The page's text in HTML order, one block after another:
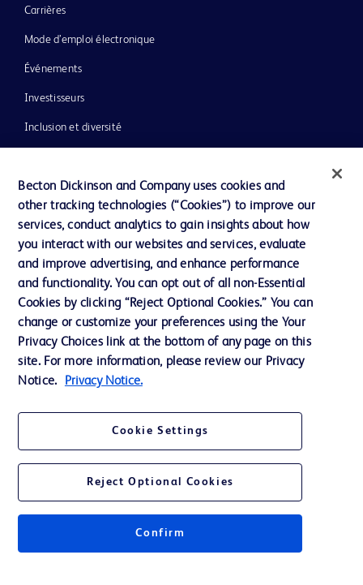
Carrières
Mode d’emploi électronique
Événements
Investisseurs
Inclusion et diversité
Actualités, médias et blogs
Notre entreprise
Éthique et conformité
Assistance
Nous contacter
Préférences en matière de cookies
Conditions d’utilisation
© 2026 BD. Tous droits réservés. BD et le logo de BD sont des marques
Becton Dickinson and Company uses cookies and
other tracking technologies (“Cookies”) to improve our
services, conduct analytics to gain insights about how
you interact with our websites and services, evaluate
and improve advertising, and enhance performance
and functionality. You can opt out of all non-Essential
Cookies by clicking “Reject Optional Cookies.” You can
change or customize your preferences using the Your
Privacy Choices link at the bottom of any page on this
site. For more information, please review our Privacy
Notice.
Privacy Notice.
Cookie Settings
Reject Optional Cookies
Confirm